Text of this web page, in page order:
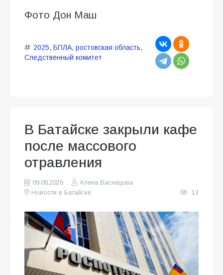
Фото Дон Маш
2025, БПЛА, ростовская область,
Следственный комитет
В Батайске закрыли кафе
после массового
отравления
09.08.2026
Алена Васнецова
Новости в Батайске
13